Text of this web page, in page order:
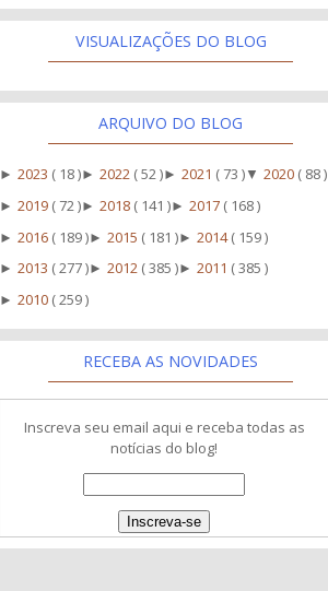
VISUALIZAÇÕES DO BLOG
ARQUIVO DO BLOG
►2023 ( 18 )►2022 ( 52 )►2021 ( 73 ) ▼2020 ( 88 )
►2019 ( 72 )►2018 ( 141 )►2017 ( 168 )
►2016 ( 189 )►2015 ( 181 )►2014( 159 )
►2013 ( 277 )►2012 ( 385 )►2011 ( 385 )
►2010 ( 259 )
RECEBA AS NOVIDADES
Inscreva seu email aqui e receba todas as
notícias do blog!